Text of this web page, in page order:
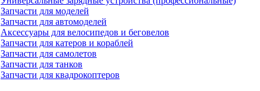
Запчасти для моделей
Запчасти для автомоделей
Аксессуары для велосипедов и беговелов
Запчасти для катеров и кораблей
Запчасти для самолетов
Запчасти для танков
Запчасти для квадрокоптеров